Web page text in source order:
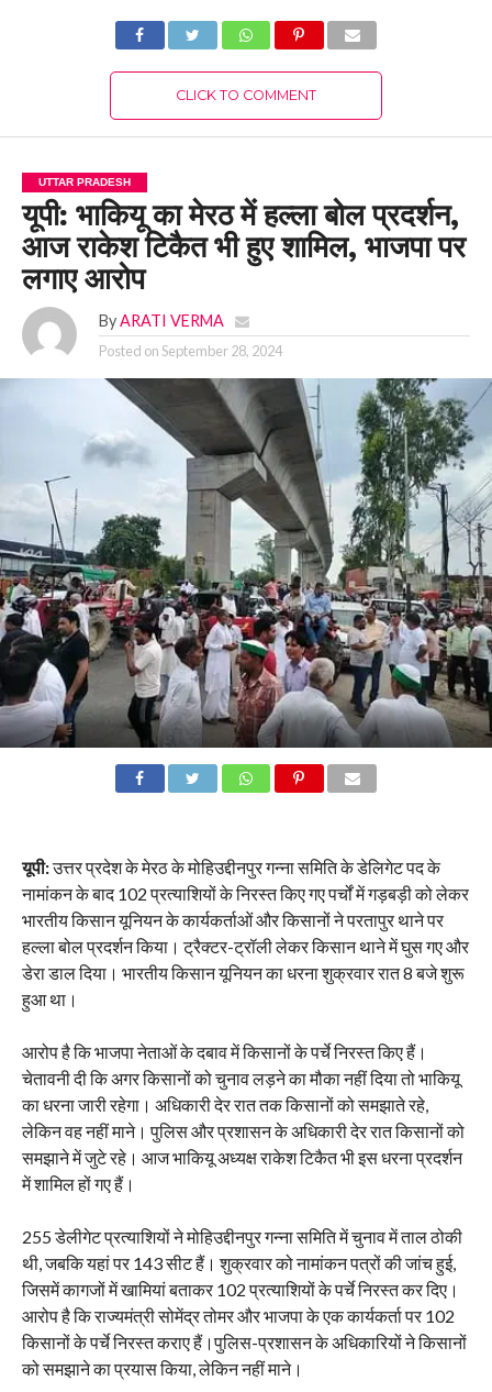
CLICK TO COMMENT
UTTAR PRADESH
यूपी: भाकियू का मेरठ में हल्ला बोल प्रदर्शन,
आज राकेश टिकैत भी हुए शामिल, भाजपा पर
लगाए आरोप
By ARATI VERMA
Posted onSeptember 28, 2024
यूपी:उत्तर प्रदेश के मेरठ के मोहिउद्दीनपुर गन्ना समिति के डेलिगेट पद के
नामांकन के बाद 102 प्रत्याशियों के निरस्त किए गए पर्चों में गड़बड़ी को लेकर
भारतीय किसान यूनियन के कार्यकर्ताओं और किसानों ने परतापुर थाने पर
हल्ला बोल प्रदर्शन किया। ट्रैक्टर-ट्रॉली लेकर किसान थाने में घुस गए और
डेरा डाल दिया। भारतीय किसान यूनियन का धरना शुक्रवार रात 8 बजे शुरू
हुआ था।
आरोप है कि भाजपा नेताओं के दबाव में किसानों के पर्चे निरस्त किए हैं।
चेतावनी दी कि अगर किसानों को चुनाव लड़ने का मौका नहीं दिया तो भाकियू
का धरना जारी रहेगा। अधिकारी देर रात तक किसानों को समझाते रहे,
लेकिन वह नहीं माने। पुलिस और प्रशासन के अधिकारी देर रात किसानों को
समझाने में जुटे रहे। आज भाकियू अध्यक्ष राकेश टिकैत भी इस धरना प्रदर्शन
में शामिल हों गए हैं।
255 डेलीगेट प्रत्याशियों ने मोहिउद्दीनपुर गन्ना समिति में चुनाव में ताल ठोकी
थी, जबकि यहां पर 143 सीट हैं। शुक्रवार को नामांकन पत्रों की जांच हुई,
जिसमें कागजों में खामियां बताकर 102 प्रत्याशियों के पर्चे निरस्त कर दिए।
आरोप है कि राज्यमंत्री सोमेंद्र तोमर और भाजपा के एक कार्यकर्ता पर 102
किसानों के पर्चे निरस्त कराए हैं।पुलिस-प्रशासन के अधिकारियों ने किसानों
को समझाने का प्रयास किया, लेकिन नहीं माने।